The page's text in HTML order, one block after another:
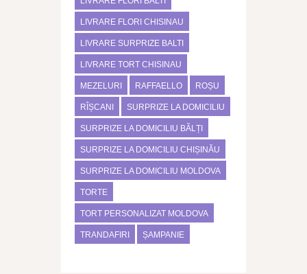
LIVRARE FLORI CHISINAU
LIVRARE SURPRIZE BALTI
LIVRARE TORT CHISINAU
MEZELURI RAFFAELLO ROȘU
RÎȘCANI SURPRIZE LA DOMICILIU
SURPRIZE LA DOMICILIU BĂLȚI
SURPRIZE LA DOMICILIU CHIȘINĂU
SURPRIZE LA DOMICILIU MOLDOVA
TORTE
TORT PERSONALIZAT MOLDOVA
TRANDAFIRI ȘAMPANIE